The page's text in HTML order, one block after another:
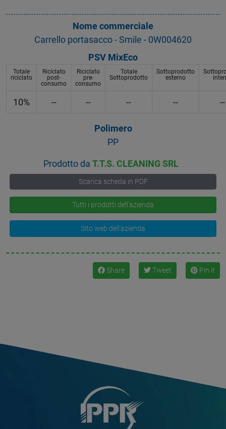
Nome commerciale
Carrello portasacco - Smile - 0W004620
PSV MixEco
Totale
riciclato
Riciclato
post-
consumo
Riciclato
pre-
consumo
Totale
Sottoprodotto
Sottoprodotto
esterno
10% -- -- -- -- --
Polimero
PP
Prodotto daT.T.S. CLEANING SRL
Scarica scheda in PDF
Tutti i prodotti dell'azienda
Sito web dell'azienda
Share Tweet Pin it